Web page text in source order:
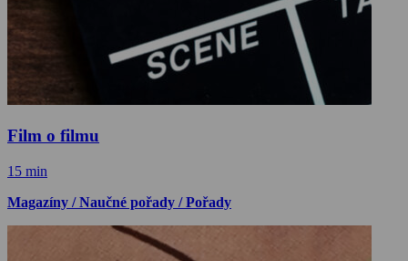
Film o filmu
15 min
Magazíny / Naučné pořady / Pořady